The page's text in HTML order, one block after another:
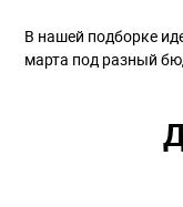
В нашей подборке
марта под разный